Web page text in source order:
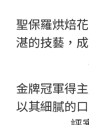
聖保羅烘焙
湛的技藝，
金牌冠軍得
以其細膩的